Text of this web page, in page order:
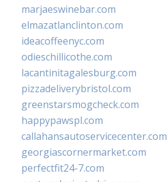
marjaeswinebar.com
elmazatlanclinton.com
ideacoffeenyc.com
odieschillicothe.com
lacantinitagalesburg.com
pizzadeliverybristol.com
greenstarsmogcheck.com
happypawspl.com
callahansautoservicecenter.com
georgiascornermarket.com
perfectfit24-7.com